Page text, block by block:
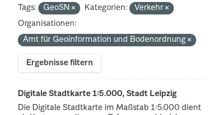
Tags: GeoSN Kategorien:
Verkehr
Organisationen:
Amt für Geoinformation und Bodenordnung
Ergebnisse filtern
Digitale Stadtkarte 1:5.000, Stadt Leipzig
Die Digitale Stadtkarte im Maßstab 1:5.000 dient